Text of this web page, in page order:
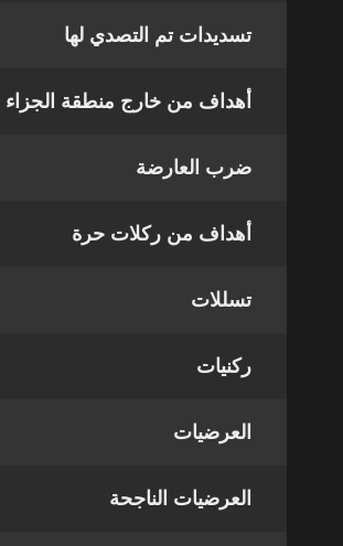
تسديدات تم التصدي لها
أهداف من خارج منطقة الجزاء
ضرب العارضة
أهداف من ركلات حرة
تسللات
ركنيات
العرضيات
العرضيات الناجحة